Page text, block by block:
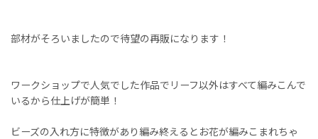
部材がそろいましたので待望の再販になります！
ワークショップで人気でした作品でリーフ以外はすべて編みこんで
いるから仕上げが簡単！
ビーズの入れ方に特徴があり編み終えるとお花が編みこまれちゃ